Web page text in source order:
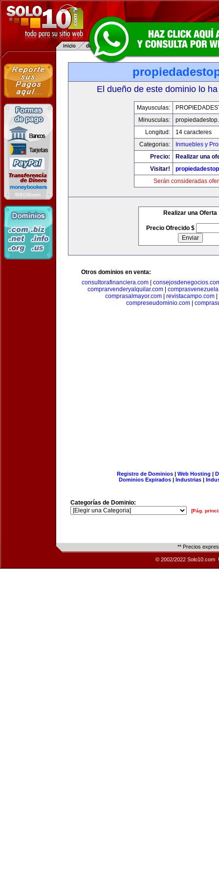
El dueño de este dominio lo
Mayusculas:
Minusculas:
Longitud:
14 caracteres
Categorias:
Inmuebles y
Precio:
Realizar una
Visitar!
Serán consideradas
Realizar una Oferta
Precio Ofrecido $
Otros dominios en venta:
consultorafinanciera.com|
comprarvenderyalquilar.com|
comprasalmayor.com| revistacampo.com|
compreseudominio.com|
Registro de Dominios| Web Hosting |
Dominios Expirados | Industrias |
Categorías de Dominio:
[Pág.
** Precios
© 2002/2022 Solo10.com